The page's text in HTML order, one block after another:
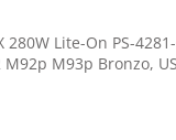
Lite-On PS-
M93p Bronzo,